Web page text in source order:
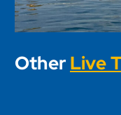
Other Live